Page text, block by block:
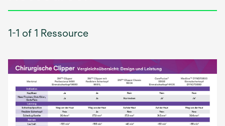
1-1 of 1 Ressource